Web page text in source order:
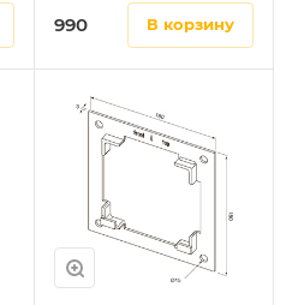
990 в корзину